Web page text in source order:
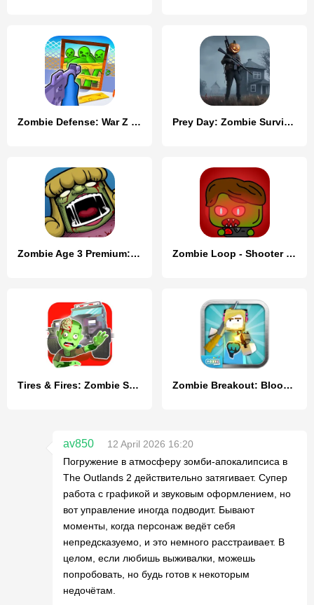
Zombie Defense: War Z Survival Prey Day: Zombie Survival
Zombie Age 3 Premium: Survival Zombie Loop - Shooter survival
Tires & Fires: Zombie Survival Zombie Breakout: Blood & Chaos
av850
12 April 2026 16:20
Погружение в атмосферу зомби-апокалипсиса в
The Outlands 2 действительно затягивает. Супер
работа с графикой и звуковым оформлением, но
вот управление иногда подводит. Бывают
моменты, когда персонаж ведёт себя
непредсказуемо, и это немного расстраивает. В
целом, если любишь выживалки, можешь
попробовать, но будь готов к некоторым
недочётам.